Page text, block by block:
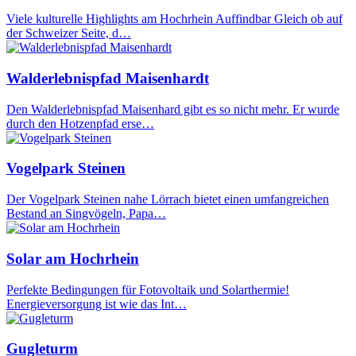
Viele kulturelle Highlights am Hochrhein Auffindbar Gleich ob auf
der Schweizer Seite, d…
Walderlebnispfad Maisenhardt
Den Walderlebnispfad Maisenhard gibt es so nicht mehr. Er wurde
durch den Hotzenpfad erse…
Vogelpark Steinen
Der Vogelpark Steinen nahe Lörrach bietet einen umfangreichen
Bestand an Singvögeln, Papa…
Solar am Hochrhein
Perfekte Bedingungen für Fotovoltaik und Solarthermie!
Energieversorgung ist wie das Int…
Gugleturm